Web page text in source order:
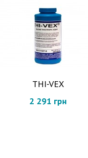
THI-VEX
2 291 грн